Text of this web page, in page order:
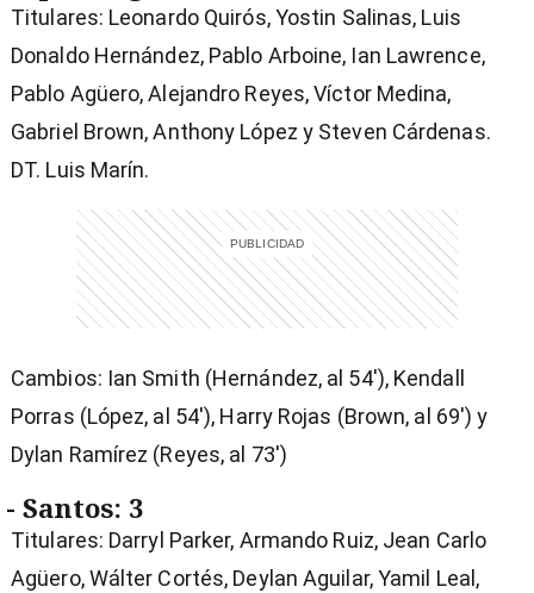
Titulares: Leonardo Quirós, Yostin Salinas, Luis
Donaldo Hernández, Pablo Arboine, Ian Lawrence,
Pablo Agüero, Alejandro Reyes, Víctor Medina,
Gabriel Brown, Anthony López y Steven Cárdenas.
DT. Luis Marín.
Cambios: Ian Smith (Hernández, al 54′), Kendall
Porras (López, al 54′), Harry Rojas (Brown, al 69′) y
Dylan Ramírez (Reyes, al 73′)
- Santos: 3
Titulares: Darryl Parker, Armando Ruiz, Jean Carlo
Agüero, Wálter Cortés, Deylan Aguilar, Yamil Leal,